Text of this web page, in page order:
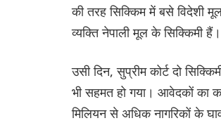
की तरह सिक्किम में बसे विदेशी
व्यक्ति नेपाली मूल के सिक्किमी हैं।
उसी दिन, सुप्रीम कोर्ट दो
भी सहमत हो गया। आवेदकों का
मिलियन से अधिक नागरिकों के